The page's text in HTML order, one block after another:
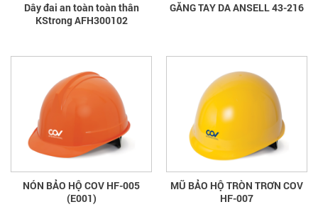
Dây đai an toàn toàn thân
KStrong AFH300102
GĂNG TAY DA ANSELL 43-216
NÓN BẢO HỘ COV HF-005
(E001)
MŨ BẢO HỘ TRÒN TRƠN COV
HF-007